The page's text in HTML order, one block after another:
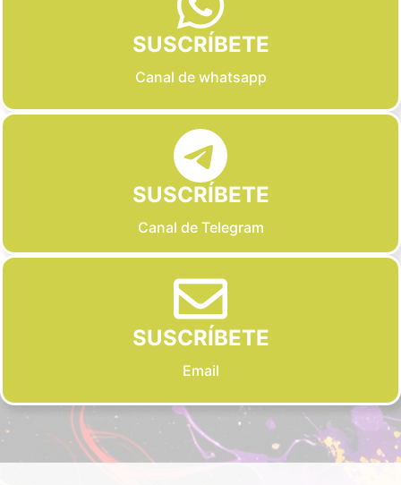
SUSCRÍBETE
Canal de whatsapp
SUSCRÍBETE
Canal de Telegram
SUSCRÍBETE
Email